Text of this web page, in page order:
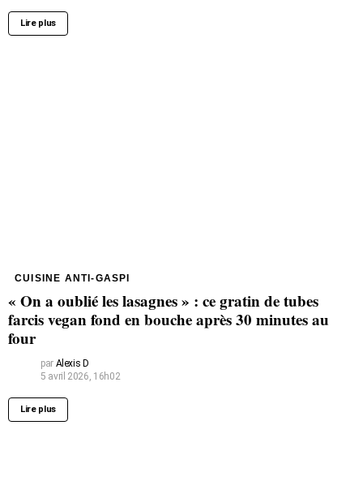
Lire plus
CUISINE ANTI-GASPI
« On a oublié les lasagnes » : ce gratin de tubes
farcis vegan fond en bouche après 30 minutes au
four
par Alexis D
5 avril 2026, 16h02
Lire plus